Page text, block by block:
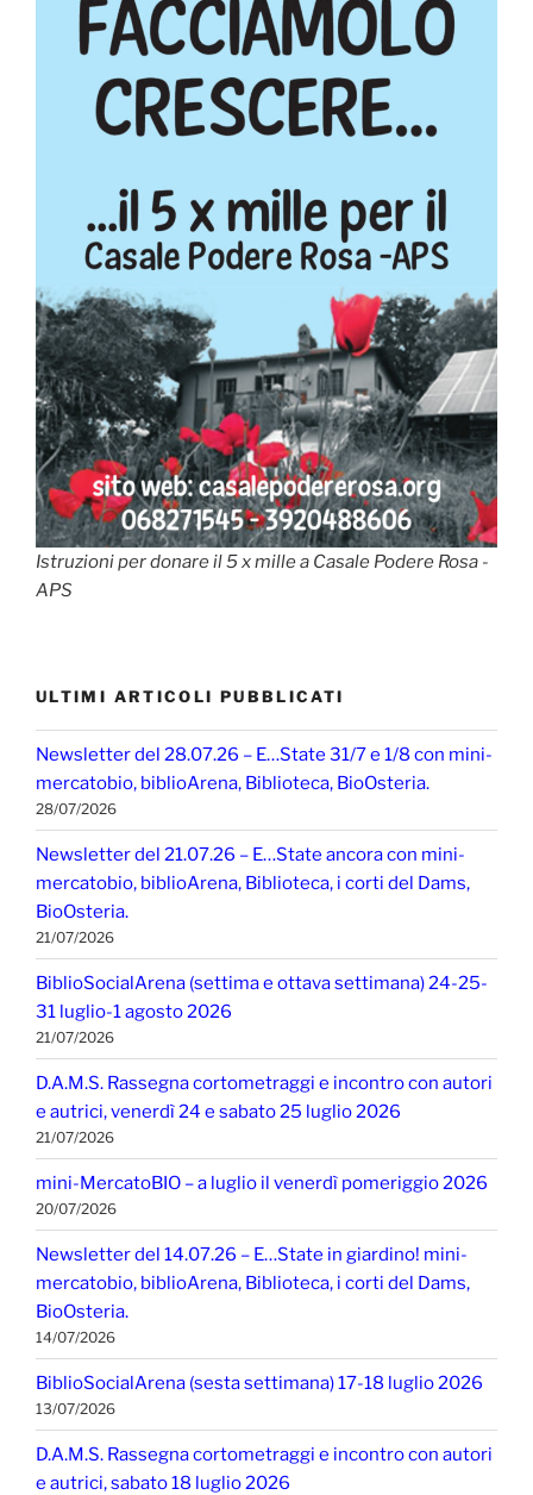
Istruzioni per donare il 5 x mille a Casale Podere Rosa -
APS
ULTIMI ARTICOLI PUBBLICATI
Newsletter del 28.07.26 – E…State 31/7 e 1/8 con mini-
mercatobio, biblioArena, Biblioteca, BioOsteria.
28/07/2026
Newsletter del 21.07.26 – E…State ancora con mini-
mercatobio, biblioArena, Biblioteca, i corti del Dams,
BioOsteria.
21/07/2026
BiblioSocialArena (settima e ottava settimana) 24-25-
31 luglio-1 agosto 2026
21/07/2026
D.A.M.S. Rassegna cortometraggi e incontro con autori
e autrici, venerdì 24 e sabato 25 luglio 2026
21/07/2026
mini-MercatoBIO – a luglio il venerdì pomeriggio 2026
20/07/2026
Newsletter del 14.07.26 – E…State in giardino! mini-
mercatobio, biblioArena, Biblioteca, i corti del Dams,
BioOsteria.
14/07/2026
BiblioSocialArena (sesta settimana) 17-18 luglio 2026
13/07/2026
D.A.M.S. Rassegna cortometraggi e incontro con autori
e autrici, sabato 18 luglio 2026